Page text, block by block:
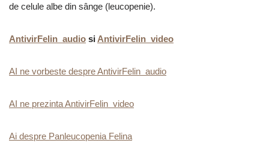
de celule albe din sânge (leucopenie).
AntivirFelin audio si AntivirFelin video
AI ne vorbeste despre AntivirFelin audio
AI ne prezinta AntivirFelin video
Ai despre Panleucopenia Felina